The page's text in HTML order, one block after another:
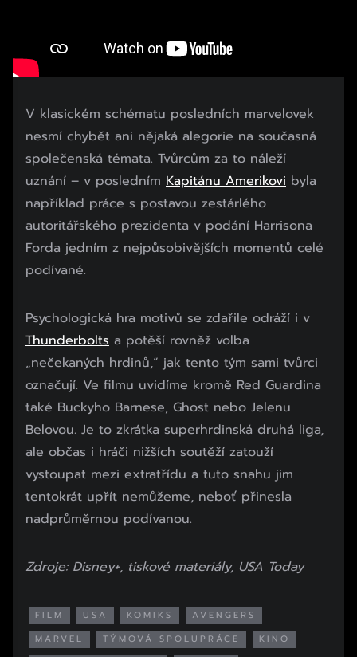
V klasickém schématu posledních marvelovek
nesmí chybět ani nějaká alegorie na současná
společenská témata. Tvůrcům za to náleží
uznání – v posledním Kapitánu Amerikovi byla
například práce s postavou zestárlého
autoritářského prezidenta v podání Harrisona
Forda jedním z nejpůsobivějších momentů celé
podívané.
Psychologická hra motivů se zdařile odráží i v
Thunderbolts a potěší rovněž volba
„nečekaných hrdinů,“ jak tento tým sami tvůrci
označují. Ve filmu uvidíme kromě Red Guardina
také Buckyho Barnese, Ghost nebo Jelenu
Belovou. Je to zkrátka superhrdinská druhá liga,
ale občas i hráči nižších soutěží zatouží
vystoupat mezi extratřídu a tuto snahu jim
tentokrát upřít nemůžeme, neboť přinesla
nadprůměrnou podívanou.
Zdroje: Disney+, tiskové materiály, USA Today
FILM USA KOMIKS
AVENGERS
MARVEL
TÝMOVÁ SPOLUPRÁCE
KINO